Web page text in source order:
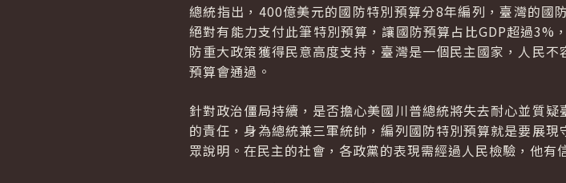
總統指出，400億美元的國防特別預算分8年編列，臺灣的國
絕對有能力支付此筆特別預算，讓國防預算占比GDP超過3%
防重大政策獲得民意高度支持，臺灣是一個民主國家，人民
預算會通過。
針對政治僵局持續，是否擔心美國川普總統將失去耐心並質
的責任，身為總統兼三軍統帥，編列國防特別預算就是要展
眾說明。在民主的社會，各政黨的表現需經過人民檢驗，他有